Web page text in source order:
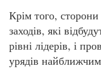
Крім того,
заходів, які
рівні лідерів, і
урядів